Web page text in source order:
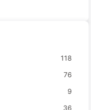
118
76
9
36